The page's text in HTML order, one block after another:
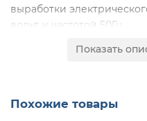
выработки
вольт и частотой 50Гц.
положены технологии
Показать
Похожие товары